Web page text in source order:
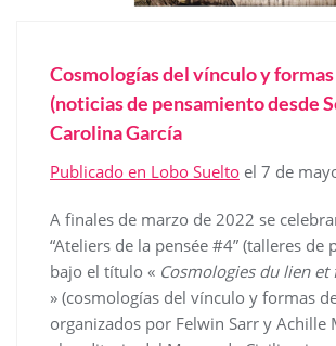
Cosmologías del vínculo y
(noticias de pensamiento desde
Carolina García
Publicado en Lobo Suelto el 7 de
A finales de marzo de 2022 se
“Ateliers de la pensée #4” (talleres de
bajo el título « Cosmologies du lien et
» (cosmologías del vínculo y formas
organizados por Felwin Sarr y Achille